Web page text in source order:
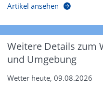
Artikel ansehen
Weitere Details zum
und Umgebung
Wetter heute, 09.08.2026